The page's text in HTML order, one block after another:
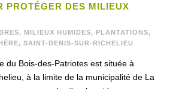
PROTÉGER DES MILIEUX
, MILIEUX HUMIDES, PLANTATIONS,
, SAINT-DENIS-SUR-RICHELIEU
du Bois-des-Patriotes est située à
à la limite de la municipalité de La